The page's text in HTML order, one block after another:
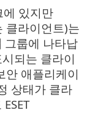
있지만
클라이언트)는
그룹에 나타납
시되는 클라이
안 애플리케이
상태가 클라